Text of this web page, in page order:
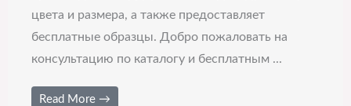
цвета и размера, а также предоставляет
бесплатные образцы. Добро пожаловать на
консультацию по каталогу и бесплатным ...
Read More →